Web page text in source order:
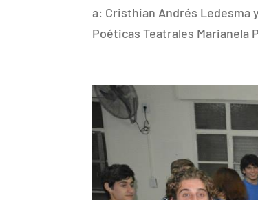
a: Cristhian Andrés Ledesma
Poéticas Teatrales Marianela